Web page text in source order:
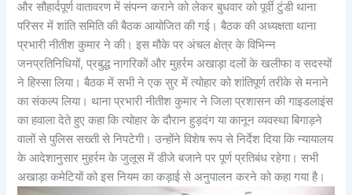
और सौहार्दपूर्ण वातावरण में संपन्न कराने को लेकर बुधवार को पूर्वी टुंडी थाना
परिसर में शांति समिति की बैठक आयोजित की गई। बैठक की अध्यक्षता थाना
प्रभारी नीतीश कुमार ने की। इस मौके पर अंचल क्षेत्र के विभिन्न
जनप्रतिनिधियों, प्रबुद्ध नागरिकों और मुहर्रम अखाड़ा दलों के खलीफा व सदस्यों
ने हिस्सा लिया। बैठक में सभी ने एक सुर में त्योहार को शांतिपूर्ण तरीके से मनाने
का संकल्प लिया। थाना प्रभारी नीतीश कुमार ने जिला प्रशासन की गाइडलाइंस
का हवाला देते हुए कहा कि त्योहार के दौरान हुड़दंग या कानून व्यवस्था बिगाड़ने
वालों से पुलिस सख्ती से निपटेगी। उन्होंने विशेष रूप से निर्देश दिया कि न्यायालय
के आदेशानुसार मुहर्रम के जुलूस में डीजे बजाने पर पूर्ण प्रतिबंध रहेगा। सभी
अखाड़ा कमेटियों को इस नियम का कड़ाई से अनुपालन करने को कहा गया है।